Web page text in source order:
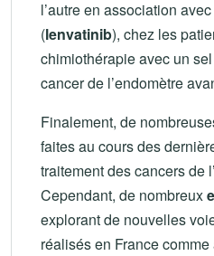
l’autre en association
(lenvatinib), chez les
chimiothérapie avec un
cancer de l’endomètre
Finalement, de
faites au cours des
traitement des cancers de
Cependant, de nombreux
explorant de nouvelles
réalisés en France